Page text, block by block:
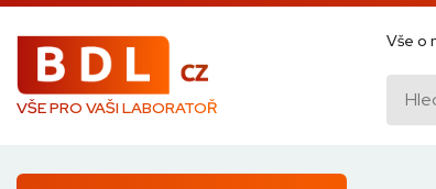
VŠE PRO VAŠI LABORATOŘ
Vše o